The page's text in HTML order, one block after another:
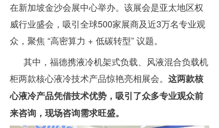
在新加坡金沙会展中心举办。该展会是亚太地区权
威行业盛会，吸引全球500家展商及近3万名专业观
众，聚焦 “高密算力 + 低碳转型” 议题。
其中， 福德携液冷机架式负载、风液混合负载机
柜两款核心液冷技术产品惊艳亮相展会。 这两款核
心液冷产品凭借技术优势，吸引了众多专业观众前
来咨询，现场咨询需求旺盛。